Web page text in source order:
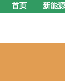
首页 新能